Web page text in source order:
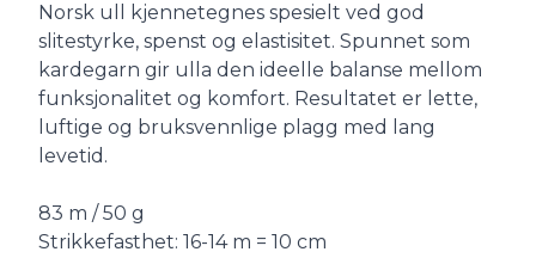
Norsk ull kjennetegnes spesielt ved god
slitestyrke, spenst og elastisitet. Spunnet som
kardegarn gir ulla den ideelle balanse mellom
funksjonalitet og komfort. Resultatet er lette,
luftige og bruksvennlige plagg med lang
levetid.
83 m / 50 g
Strikkefasthet: 16-14 m = 10 cm